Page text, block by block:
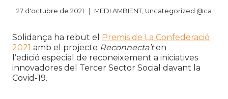
27 d'octubre de 2021 MEDI AMBIENT, Uncategorized @ca
Solidança ha rebut el Premis de La Confederació
2021 amb el projecte Reconnecta’ten
l’edició especial de reconeixement a iniciatives
innovadores del Tercer Sector Social davant la
Covid-19.